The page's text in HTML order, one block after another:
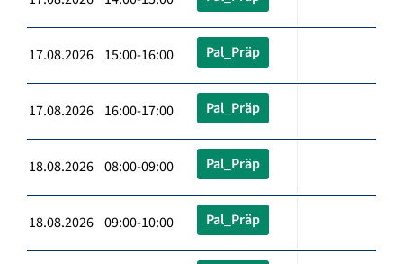
17.08.2026 15:00-16:00 Pal_Präp
17.08.2026 16:00-17:00 Pal_Präp
18.08.2026 08:00-09:00 Pal_Präp
18.08.2026 09:00-10:00 Pal_Präp